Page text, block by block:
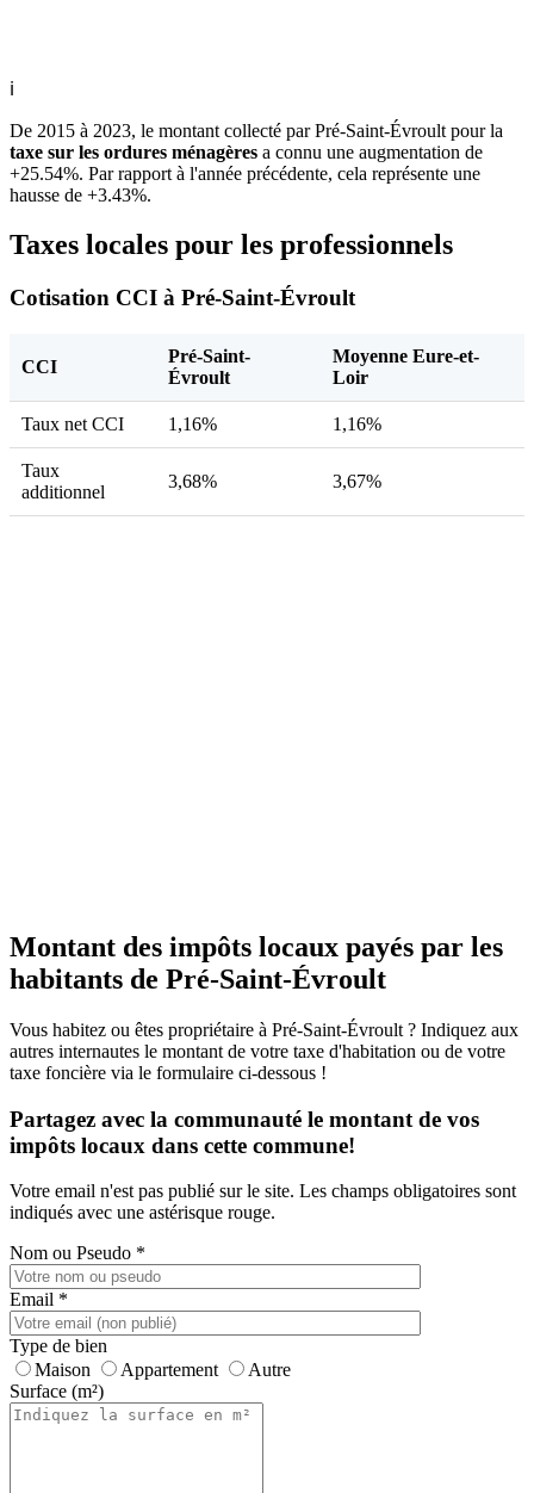
ℹ
De 2015 à 2023, le montant collecté par Pré-Saint-Évroult pour la
taxe sur les ordures ménagères a connu une augmentation de
+25.54%. Par rapport à l'année précédente, cela représente une
hausse de +3.43%.
Taxes locales pour les professionnels
Cotisation CCI à Pré-Saint-Évroult
CCI
Pré-Saint-
Évroult
Moyenne Eure-et-
Loir
Taux net CCI 1,16% 1,16%
Taux
additionnel
3,68% 3,67%
Montant des impôts locaux payés par les
habitants de Pré-Saint-Évroult
Vous habitez ou êtes propriétaire à Pré-Saint-Évroult ? Indiquez aux
autres internautes le montant de votre taxe d'habitation ou de votre
taxe foncière via le formulaire ci-dessous !
Partagez avec la communauté le montant de vos
impôts locaux dans cette commune!
Votre email n'est pas publié sur le site. Les champs obligatoires sont
indiqués avec une astérisque rouge.
Nom ou Pseudo *
Email *
Type de bien
Maison
Appartement
Autre
Surface (m²)